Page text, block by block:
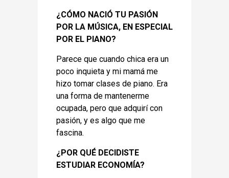
¿CÓMO NACIÓ TU PASIÓN
POR LA MÚSICA, EN ESPECIAL
POR EL PIANO?
Parece que cuando chica era un
poco inquieta y mi mamá me
hizo tomar clases de piano. Era
una forma de mantenerme
ocupada, pero que adquirí con
pasión, y es algo que me
fascina.
¿POR QUÉ DECIDISTE
ESTUDIAR ECONOMÍA?